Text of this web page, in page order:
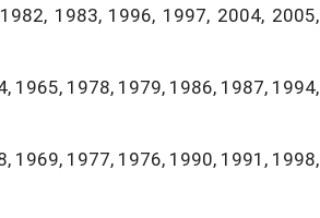
1983, 1996, 1997, 2004, 2005,
1965, 1978, 1979, 1986, 1987, 1994,
1969, 1977, 1976, 1990, 1991, 1998,